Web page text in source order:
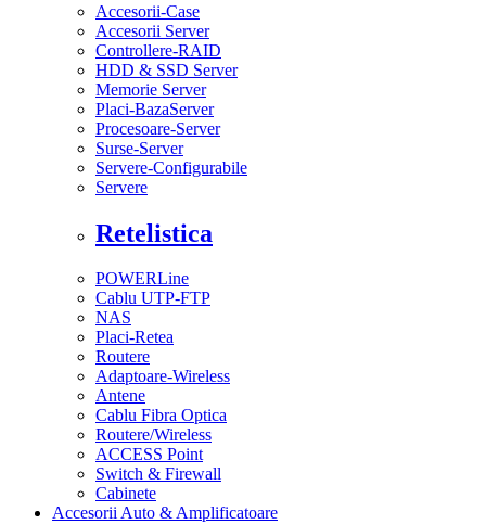
Accesorii-Case
Accesorii Server
Controllere-RAID
HDD & SSD Server
Memorie Server
Placi-BazaServer
Procesoare-Server
Surse-Server
Servere-Configurabile
Servere
Retelistica
POWERLine
Cablu UTP-FTP
NAS
Placi-Retea
Routere
Adaptoare-Wireless
Antene
Cablu Fibra Optica
Routere/Wireless
ACCESS Point
Switch & Firewall
Cabinete
Accesorii Auto & Amplificatoare